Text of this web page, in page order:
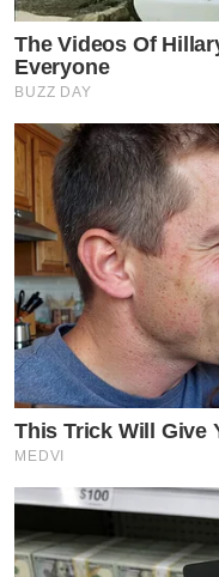
The Videos Of
Everyone
BUZZ DAY
This Trick Will Give
MEDVI